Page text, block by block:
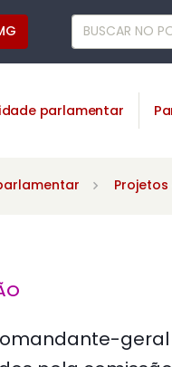
parlamentar
Projetos